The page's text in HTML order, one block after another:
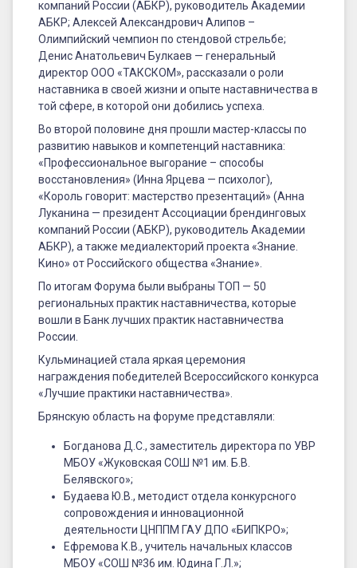
компаний России (АБКР), руководитель Академии
АБКР; Алексей Александрович Алипов –
Олимпийский чемпион по стендовой стрельбе;
Денис Анатольевич Булкаев — генеральный
директор ООО «ТАКСКОМ», рассказали о роли
наставника в своей жизни и опыте наставничества в
той сфере, в которой они добились успеха.
Во второй половине дня прошли мастер-классы по
развитию навыков и компетенций наставника:
«Профессиональное выгорание – способы
восстановления» (Инна Ярцева — психолог),
«Король говорит: мастерство презентаций» (Анна
Луканина — президент Ассоциации брендинговых
компаний России (АБКР), руководитель Академии
АБКР), а также медиалекторий проекта «Знание.
Кино» от Российского общества «Знание».
По итогам Форума были выбраны ТОП — 50
региональных практик наставничества, которые
вошли в Банк лучших практик наставничества
России.
Кульминацией стала яркая церемония
награждения победителей Всероссийского конкурса
«Лучшие практики наставничества».
Брянскую область на форуме представляли:
Богданова Д.С., заместитель директора по УВР
МБОУ «Жуковская СОШ №1 им. Б.В.
Белявского»;
Будаева Ю.В., методист отдела конкурсного
сопровождения и инновационной
деятельности ЦНППМ ГАУ ДПО «БИПКРО»;
Ефремова К.В., учитель начальных классов
МБОУ «СОШ №36 им. Юдина Г.Л.»;